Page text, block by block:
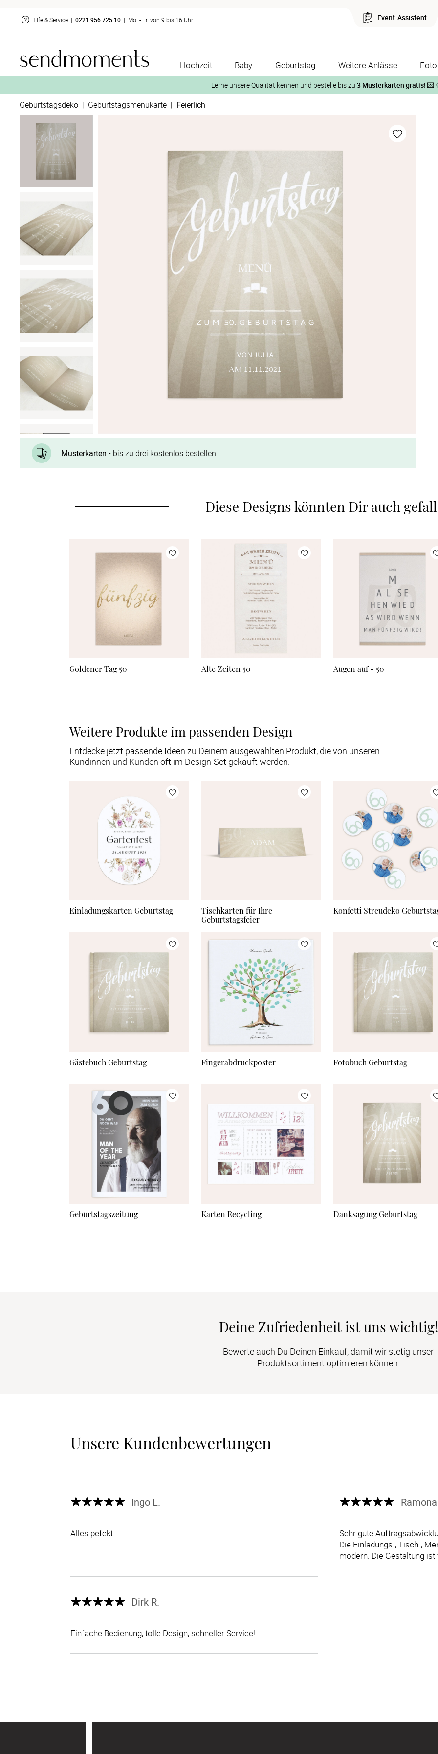
Hilfe & Service | 0221 956 725 10 | Mo. - Fr. von 9 bis 16 Uhr Event-Assistent
Hochzeit Baby Geburtstag Weitere Anlässe
Lerne unsere Qualität kennen und bestelle bis zu 3 Musterkarten gratis! 💌
auf der jeweiligen Produktseite und lasse Dir die Karten
Geburtstagsdeko | Geburtstagsmenükarte | Feierlich
Musterkarten - bis zu drei kostenlos bestellen
Diese Designs könnten Dir auch
Goldener Tag 50 Alte Zeiten 50 Augen auf - 50
Weitere Produkte im passenden Design
Entdecke jetzt passende Ideen zu Deinem ausgewählten Produkt, die von unseren
Kundinnen und Kunden oft im Design-Set gekauft werden.
Einladungskarten Geburtstag
Tischkarten für Ihre
Geburtstagsfeier
Konfetti Streudeko
Gästebuch Geburtstag Fingerabdruckposter Fotobuch Geburtstag
Geburtstagszeitung Karten Recycling Danksagung Geburtstag
Deine Zufriedenheit ist uns wichtig!
Bewerte auch Du Deinen Einkauf, damit wir stetig unser
Produktsortiment optimieren können.
Unsere Kundenbewertungen
Ingo L.
Alles pefekt
Sehr gute
Die Einladungs-, Tisch-,
modern. Die Gestaltung ist
Dirk R.
Einfache Bedienung, tolle Design, schneller Service!